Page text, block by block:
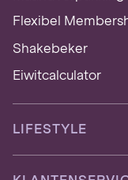
Flexibel
Shakebeker
Eiwitcalculator
LIFESTYLE